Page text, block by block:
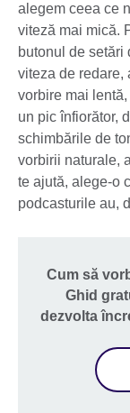
alegem ceea ce
viteză mai mică.
butonul de
viteza de redare,
vorbire mai
un pic înfiorător,
schimbările de
vorbirii naturale,
te ajută, alege-o
podcasturile au,
Cum să
Ghid
dezvolta